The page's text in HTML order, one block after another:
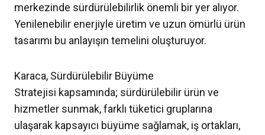
merkezinde sürdürülebilirlik önemli bir yer alıyor.
Yenilenebilir enerjiyle üretim ve uzun ömürlü ürün
tasarımı bu anlayışın temelini oluşturuyor.
Karaca, Sürdürülebilir Büyüme
Stratejisi kapsamında; sürdürülebilir ürün ve
hizmetler sunmak, farklı tüketici gruplarına
ulaşarak kapsayıcı büyüme sağlamak, iş ortakları,